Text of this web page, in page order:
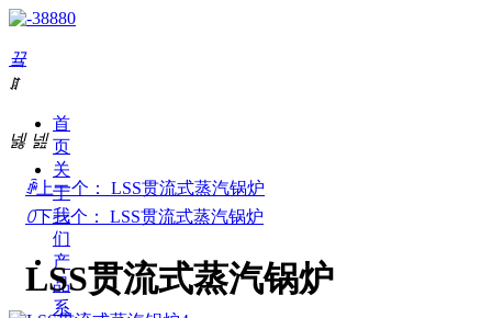
끀
ꁲ
首
页
关
于
我
们
产
品
系
PRODUCT SERIES
넳 넲
ꄴ上一个：
LSS贯流式蒸汽锅炉
ꄲ下一个： LSS贯流式蒸汽锅炉
LSS贯流式蒸汽锅炉